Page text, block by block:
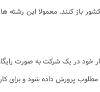
باز کنند. معمولا این رشته
خود در یک شرکت به صورت
پرورش داده شود و برای کار